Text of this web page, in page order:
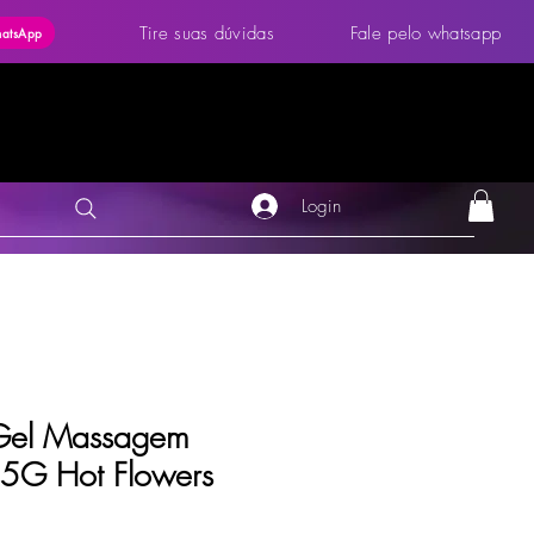
Tire suas dúvidas Fale pelo whatsapp
Login
Massagem
Hot Flowers